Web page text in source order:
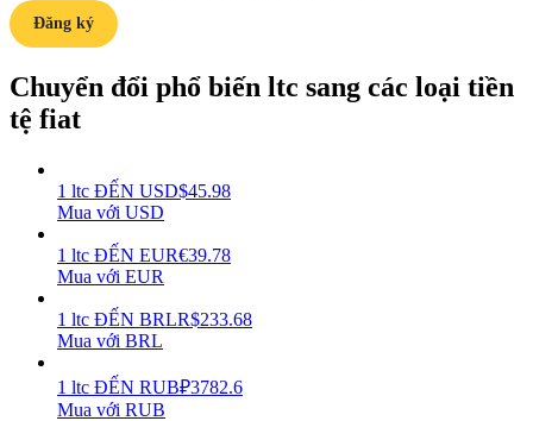
Power Piggy
Đăng ký
Chuyển đổi phổ biến ltc sang các loại tiền
tệ fiat
1 ltc ĐẾN USD$45.98
Mua với USD
1 ltc ĐẾN EUR€39.78
Mua với EUR
1 ltc ĐẾN BRLR$233.68
Mua với BRL
1 ltc ĐẾN RUB₽3782.6
Mua với RUB